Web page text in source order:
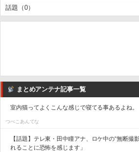
話題（0）
まとめアンテナ記事一覧
室内猫ってよくこんな感じで寝てる事あるよね。
つべこあんてな
【話題】テレ東・田中瞳アナ、ロケ中の“無断撮
れることに恐怖を感じます」